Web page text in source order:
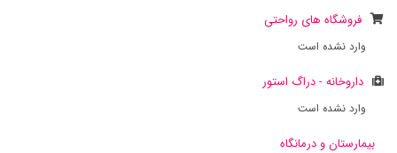
فروشگاه های رواحتی
وارد نشده است
داروخانه - دراگ استور
وارد نشده است
بیمارستان و درمانگاه